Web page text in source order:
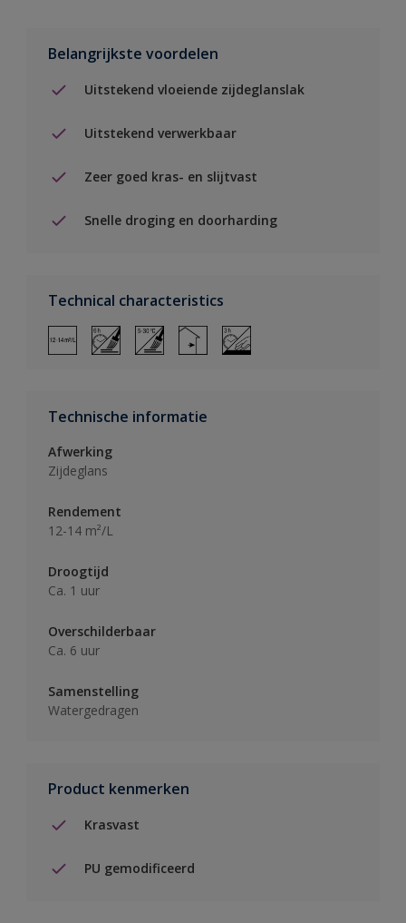
Belangrijkste voordelen
Uitstekend vloeiende zijdeglanslak
Uitstekend verwerkbaar
Zeer goed kras- en slijtvast
Snelle droging en doorharding
Technical characteristics
Technische informatie
Afwerking
Zijdeglans
Rendement
12-14 m²/L
Droogtijd
Ca. 1 uur
Overschilderbaar
Ca. 6 uur
Samenstelling
Watergedragen
Product kenmerken
Krasvast
PU gemodificeerd